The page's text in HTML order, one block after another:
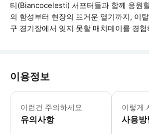
티(Biancocelesti) 서포터들과 함께 응원
의 함성부터 현장의 뜨거운 열기까지, 이
구 경기장에서 잊지 못할 매치데이를 경
이용정보
이런건 주의하세요
유의사항
필수 안내: -
이렇게
사용방